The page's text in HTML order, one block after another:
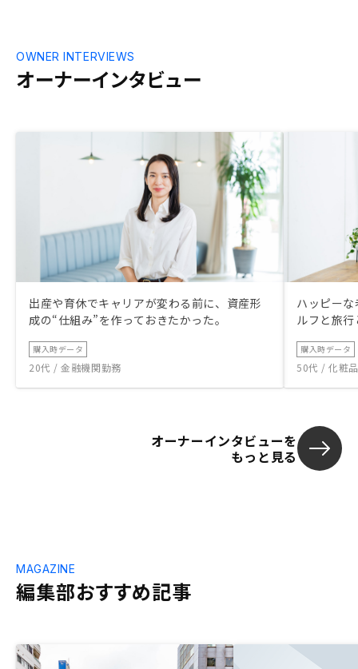
オーナーインタビュー
OWNER INTERVIEWS
出産や育休でキャリアが変わる前に、資産形
成の“仕組み”を作っておきたかった。
購入時データ
20代 / 金融機関勤務
ハッピー
ルフと旅
購入時データ
50代 / 化粧
オーナーインタビューを
もっと見る
編集部おすすめ記事
MAGAZINE